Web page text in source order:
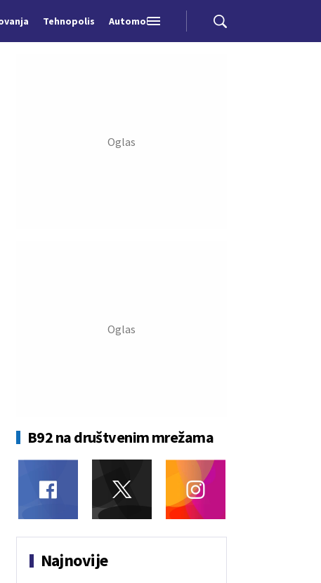
Tehnopolis Automobili
B92 na društvenim mrežama
Najnovije